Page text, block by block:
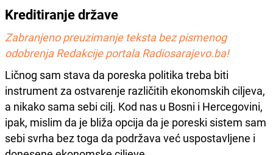
Kreditiranje države
Zabranjeno preuzimanje teksta bez pismenog
odobrenja Redakcije portala Radiosarajevo.ba!
Ličnog sam stava da poreska politika treba biti
instrument za ostvarenje različitih ekonomskih ciljeva,
a nikako sama sebi cilj. Kod nas u Bosni i Hercegovini,
ipak, mislim da je bliža opcija da je poreski sistem sam
sebi svrha bez toga da podržava već uspostavljene i